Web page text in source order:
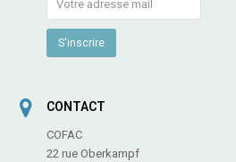
CONTACT
COFAC
22 rue Oberkampf